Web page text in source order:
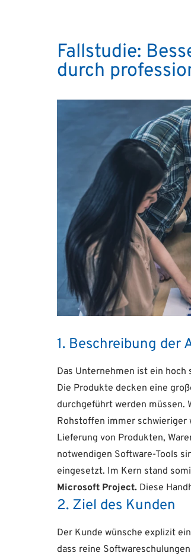
Fallstudie:
durch
1. Beschreibung der
Das Unternehmen ist ein
Die Produkte decken eine
durchgeführt werden müssen.
Rohstoffen immer
Lieferung von Produkten,
notwendigen Software-Tools
eingesetzt. Im Kern stand
Microsoft Project. Diese
2. Ziel des Kunden
Der Kunde wünsche explizit
dass reine